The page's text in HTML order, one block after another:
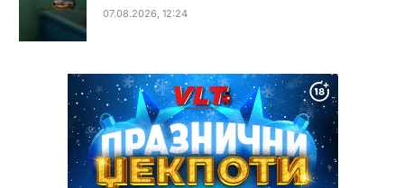
07.08.2026, 12:24